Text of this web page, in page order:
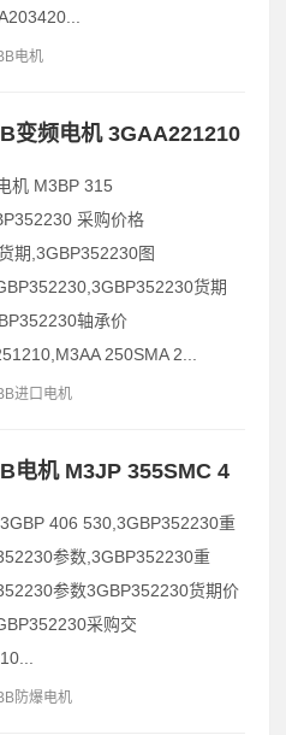
电机
变频电机 3GAA221210
机 M3BP 315
采购价格
期,3GBP352230图
货期
轴承价
250SMA 2...
进口电机
电机 M3JP 355SMC 4
406 530,3GBP352230重
参数,3GBP352230重
参数3GBP352230货期价
采购交
防爆电机